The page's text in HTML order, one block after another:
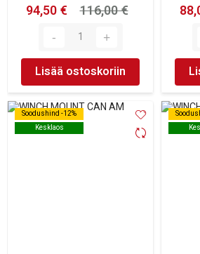
94,50 €
116,00 €
Lisää ostoskoriin
Soodushind -12%
Kesklaos
Soodushind -12%
Kesklaos